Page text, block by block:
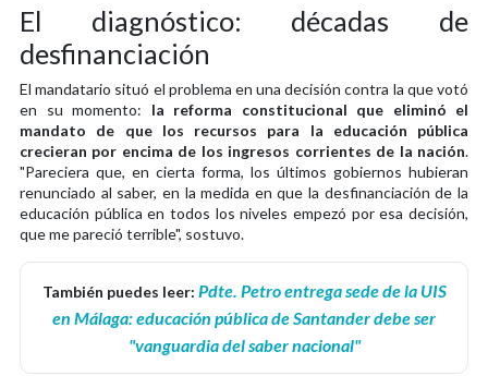
El diagnóstico: décadas de
desfinanciación
El mandatario situó el problema en una decisión contra la que votó
en su momento: la reforma constitucional que eliminó el
mandato de que los recursos para la educación pública
crecieran por encima de los ingresos corrientes de la nación.
"Pareciera que, en cierta forma, los últimos gobiernos hubieran
renunciado al saber, en la medida en que la desfinanciación de la
educación pública en todos los niveles empezó por esa decisión,
que me pareció terrible", sostuvo.
También puedes leer: Pdte. Petro entrega sede de la UIS
en Málaga: educación pública de Santander debe ser
"vanguardia del saber nacional"